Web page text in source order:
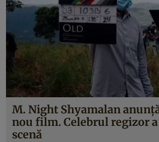
M. Night Shyamalan
nou film. Celebrul regizor
scenă